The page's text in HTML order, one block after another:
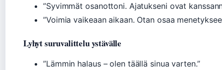
”Syvimmät osanottoni. Ajatukseni ovat
”Voimia vaikeaan aikaan. Otan osaa
Lyhyt suruvalittelu ystävälle
”Lämmin halaus – olen täällä sinua varten.”